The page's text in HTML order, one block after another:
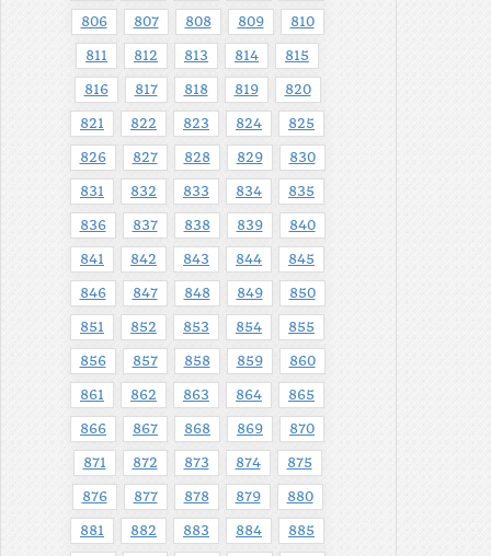
806 807 808 809 810
811 812 813 814 815
816 817 818 819 820
821 822 823 824 825
826 827 828 829 830
831 832 833 834 835
836 837 838 839 840
841 842 843 844 845
846 847 848 849 850
851 852 853 854 855
856 857 858 859 860
861 862 863 864 865
866 867 868 869 870
871 872 873 874 875
876 877 878 879 880
881 882 883 884 885